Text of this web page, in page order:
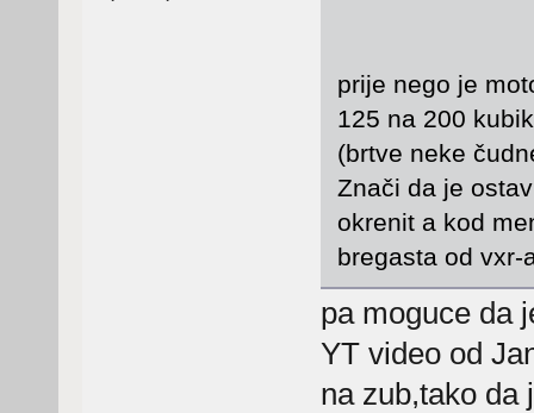
prije nego je
125 na 200
(brtve neke
Znači da je
okrenit a kod
bregasta od vxr-
pa moguce da
YT video od
na zub,tako da